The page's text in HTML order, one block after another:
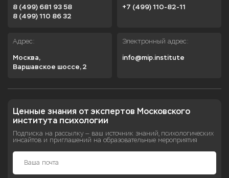
8 (499) 681 93 58
8 (499) 110 86 32
+7 (499) 110-82-11
Адрес:
Москва,
Варшавское шоссе, 2
Электронный адрес:
info@mip.institute
Ценные знания от экспертов Московского
института психологии
Подписка на рассылку — ваш источник знаний, психологических
инсайтов и приглашений на образовательные мероприятия